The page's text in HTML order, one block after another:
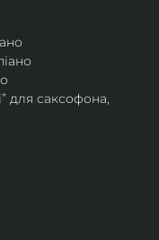
для саксофона,